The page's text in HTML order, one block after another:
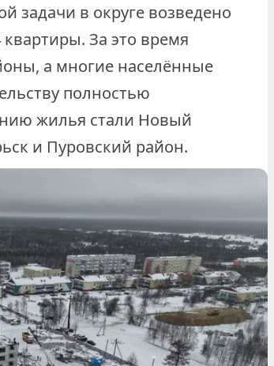
задачи в округе возведено
За это время
а многие населённые
полностью
жилья стали Новый
и Пуровский район.